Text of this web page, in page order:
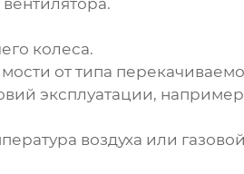
колеса.
от типа
эксплуатации,
воздуха или